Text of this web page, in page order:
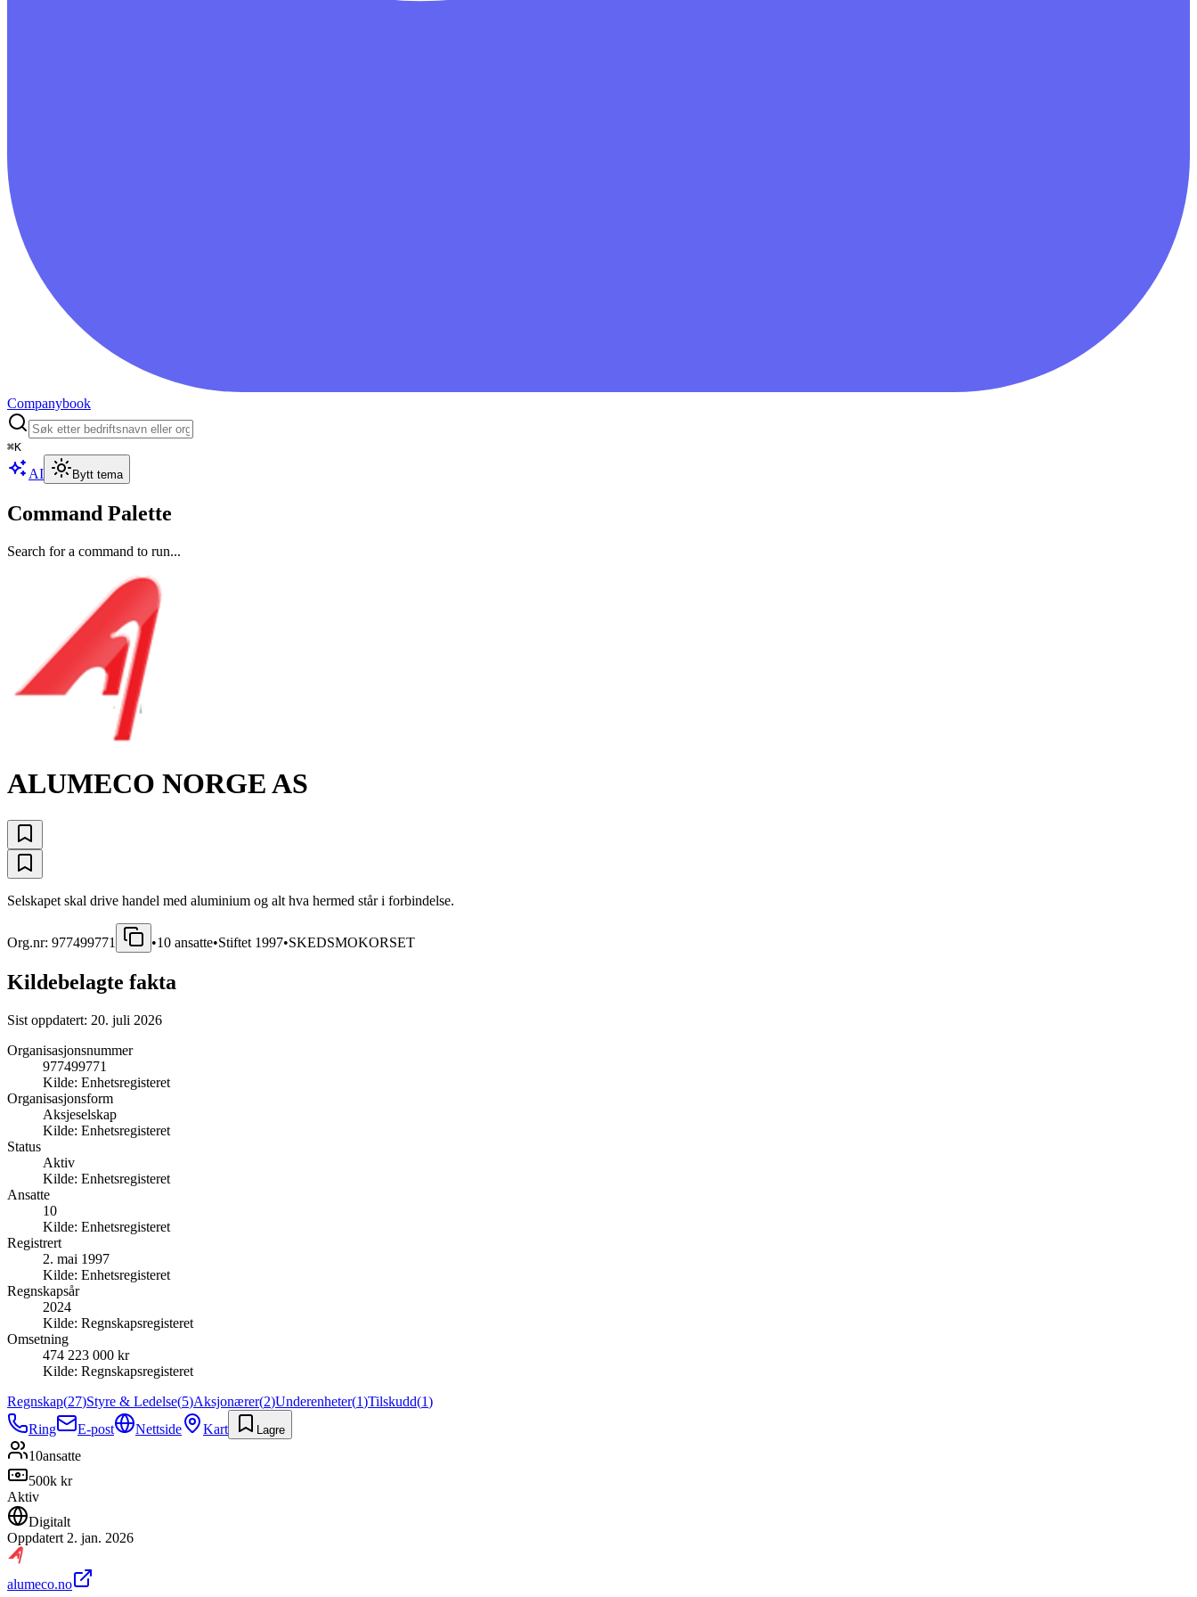
Companybook
⌘K
AI Bytt tema
Command Palette
Search for a command to run...
ALUMECO NORGE AS
Selskapet skal drive handel med aluminium og alt hva hermed står i forbindelse.
Org.nr: 977499771 •10 ansatte•Stiftet 1997•SKEDSMOKORSET
Kildebelagte fakta
Sist oppdatert: 20. juli 2026
Organisasjonsnummer
977499771
Kilde: Enhetsregisteret
Organisasjonsform
Aksjeselskap
Kilde: Enhetsregisteret
Status
Aktiv
Kilde: Enhetsregisteret
Ansatte
10
Kilde: Enhetsregisteret
Registrert
2. mai 1997
Kilde: Enhetsregisteret
Regnskapsår
2024
Kilde: Regnskapsregisteret
Omsetning
474 223 000 kr
Kilde: Regnskapsregisteret
Regnskap(27)Styre & Ledelse(5)Aksjonærer(2)Underenheter(1)Tilskudd(1)
Ring
E-post Nettside Kart Lagre
10ansatte
500k kr
Aktiv
Digitalt
Oppdatert 2. jan. 2026
alumeco.no